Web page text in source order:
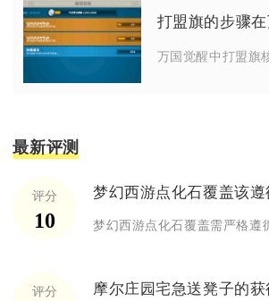
万国觉醒中打盟旗
最新评测
评分
10
梦幻西游点化石覆盖该遵
评分